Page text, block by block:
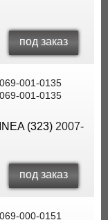
под заказ
001-0135
001-0135
(323) 2007-
под заказ
000-0151